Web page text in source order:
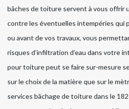
bâches de toiture servent à vous offrir
contre les éventuelles intempéries qui
ou avant de vos travaux, vous
risques d’infiltration d’eau dans votre
pour toiture peut se faire sur-mesure
sur le choix de la matière que sur le
services bâchage de toiture dans le